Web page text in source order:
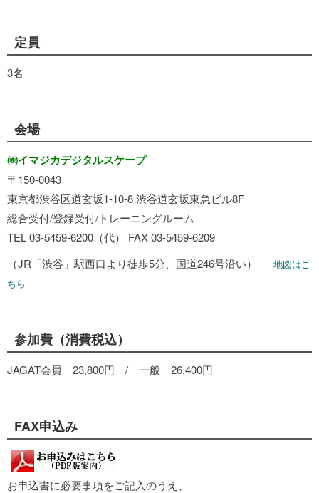
定員
3名
会場
㈱イマジカデジタルスケープ
〒150-0043
東京都渋谷区道玄坂1-10-8 渋谷道玄坂東急ビル8F
総合受付/登録受付/トレーニングルーム
TEL 03-5459-6200（代） FAX 03-5459-6209
（JR「渋谷」駅西口より徒歩5分、国道246号沿い） 地図はこ
ちら
参加費（消費税込）
JAGAT会員 23,800円 / 一般 26,400円
FAX申込み
お申込書に必要事項をご記入のうえ、